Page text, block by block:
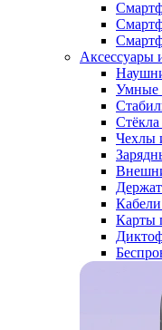
Аксессуары
Умные
Чехлы
Карты